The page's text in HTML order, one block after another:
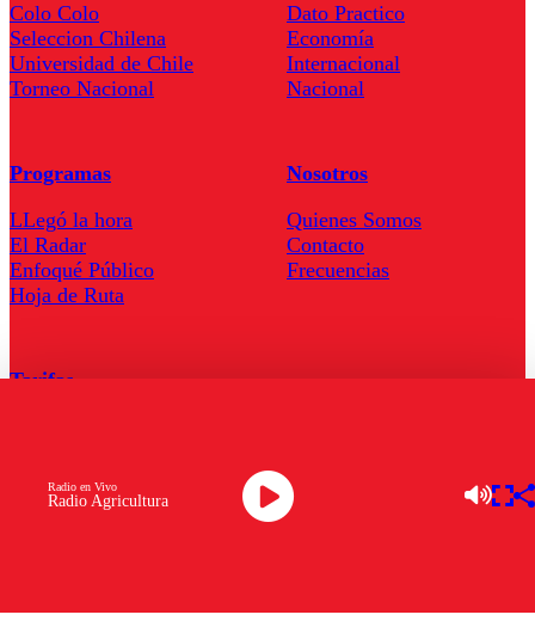
Radio Agricultura
Radio en Vivo
Colo Colo
Seleccion Chilena
Universidad de Chile
Torneo Nacional
Dato Practico
Economía
Internacional
Nacional
Programas
LLegó la hora
El Radar
Enfoqué Público
Hoja de Ruta
Nosotros
Quienes Somos
Contacto
Frecuencias
Tarifas
Descarga la APP